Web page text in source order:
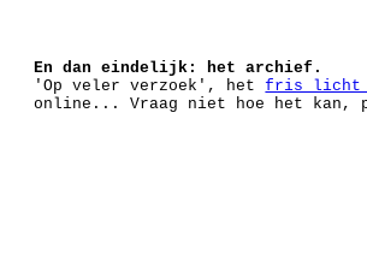
En dan eindelijk: het archief.
'Op veler verzoek', hetfris_licht
online... Vraag niet hoe het